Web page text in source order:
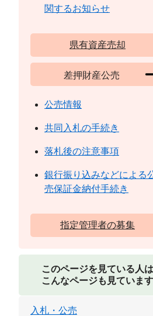
関するお知らせ
県有資産売却
差押財産公売
公売情報
共同入札の手続き
落札後の注意事項
銀行振り込みなどによる
売保証金納付手続き
指定管理者の募集
このページを見ている人は
こんなページも見ています
入札・公売